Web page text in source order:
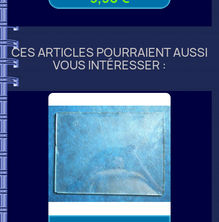
CES ARTICLES POURRAIENT AUSSI
VOUS INTÉRESSER :